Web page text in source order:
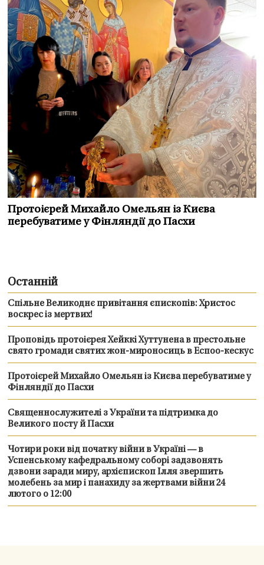
Протоієрей Михайло Омельян із Києва
перебуватиме у Фінляндії до Пасхи
Останній
Спільне Великоднє привітання єпископів: Христос
воскрес із мертвих!
Проповідь протоієрея Хейккі Хуттунена в престольне
свято громади святих жон-мироносиць в Еспоо-кескус
Протоієрей Михайло Омельян із Києва перебуватиме у
Фінляндії до Пасхи
Священнослужителі з України та підтримка до
Великого посту й Пасхи
Чотири роки від початку війни в Україні — в
Успенському кафедральному соборі задзвонять
дзвони заради миру, архієпископ Ілля звершить
молебень за мир і панахиду за жертвами війни 24
лютого о 12:00